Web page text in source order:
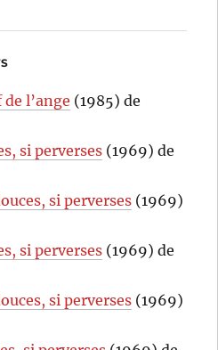
l’ange (1985) de
si perverses (1969) de
si perverses (1969)
si perverses (1969) de
si perverses (1969)